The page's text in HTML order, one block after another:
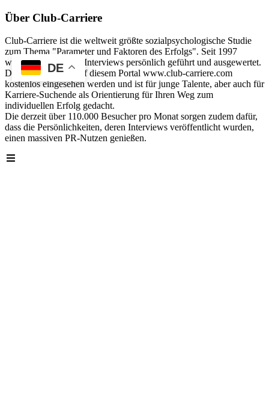
DE
Über Club-Carriere
Club-Carriere ist die weltweit größte sozialpsychologische Studie
zum Thema "Parameter und Faktoren des Erfolgs". Seit 1997
wurden über 40.000 Interviews persönlich geführt und ausgewertet.
Die Analyse kann auf diesem Portal www.club-carriere.com
kostenlos eingesehen werden und ist für junge Talente, aber auch für
Karriere-Suchende als Orientierung für Ihren Weg zum
individuellen Erfolg gedacht.
Die derzeit über 110.000 Besucher pro Monat sorgen zudem dafür,
dass die Persönlichkeiten, deren Interviews veröffentlicht wurden,
einen massiven PR-Nutzen genießen.